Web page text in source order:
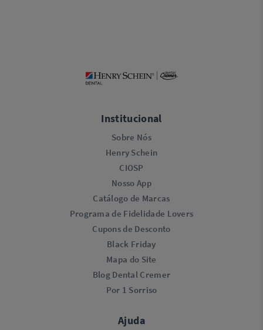
Institucional
Sobre Nós
Henry Schein
CIOSP
Nosso App
Catálogo de Marcas
Programa de Fidelidade Lovers​
Cupons de Desconto
Black Friday
Mapa do Site
Blog Dental Cremer
Por 1 Sorriso
Ajuda